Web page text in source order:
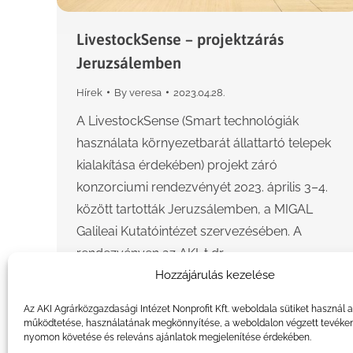
Hozzájárulás kezelése
Az AKI Agrárközgazdasági Intézet Nonprofit Kft. weboldala sütiket használ
működtetése, használatának megkönnyítése, a weboldalon végzett
nyomon követése és releváns ajánlatok megjelenítése érdekében.
LivestockSense – projektzárás
Jeruzsálemben
Hírek By veresa 2023.04.28.
A LivestockSense (Smart technológiák
használata környezetbarát állattartó telepek
kialakítása érdekében) projekt záró
konzorciumi rendezvényét 2023. április 3–4.
között tartották Jeruzsálemben, a MIGAL
Galileai Kutatóintézet szervezésében. A
rendezvényen az AKI-t dr.…